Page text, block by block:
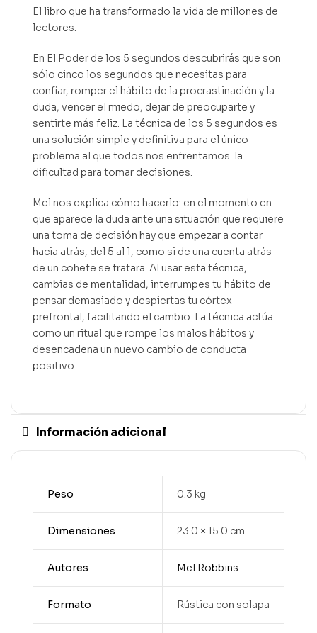
El libro que ha transformado la vida de millones de
lectores.
En El Poder de los 5 segundos descubrirás que son
sólo cinco los segundos que necesitas para
confiar, romper el hábito de la procrastinación y la
duda, vencer el miedo, dejar de preocuparte y
sentirte más feliz. La técnica de los 5 segundos es
una solución simple y definitiva para el único
problema al que todos nos enfrentamos: la
dificultad para tomar decisiones.
Mel nos explica cómo hacerlo: en el momento en
que aparece la duda ante una situación que requiere
una toma de decisión hay que empezar a contar
hacia atrás, del 5 al 1, como si de una cuenta atrás
de un cohete se tratara. Al usar esta técnica,
cambias de mentalidad, interrumpes tu hábito de
pensar demasiado y despiertas tu córtex
prefrontal, facilitando el cambio. La técnica actúa
como un ritual que rompe los malos hábitos y
desencadena un nuevo cambio de conducta
positivo.
Información adicional
Peso 0.3 kg
Dimensiones 23.0 × 15.0 cm
Autores Mel Robbins
Formato Rústica con solapa